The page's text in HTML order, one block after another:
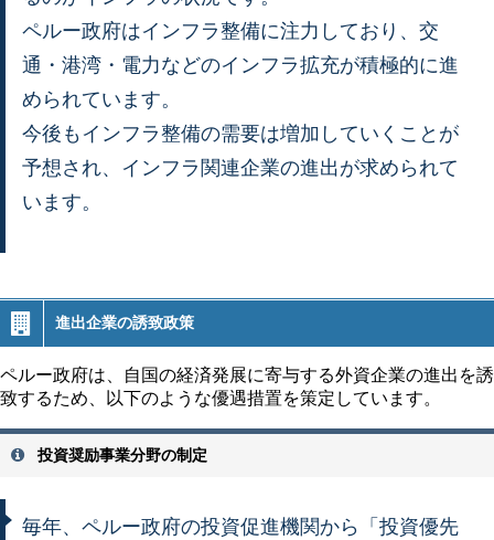
ペルー政府はインフラ整備に注力しており、交
通・港湾・電力などのインフラ拡充が積極的に進
められています。
今後もインフラ整備の需要は増加していくことが
予想され、インフラ関連企業の進出が求められて
います。
進出企業の誘致政策
ペルー政府は、自国の経済発展に寄与する外資企業の進出を誘
致するため、以下のような優遇措置を策定しています。
投資奨励事業分野の制定
毎年、ペルー政府の投資促進機関から「投資優先